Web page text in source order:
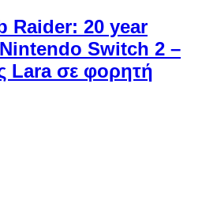
Raider: 20 year
Switch 2 –
Lara σε φορητή